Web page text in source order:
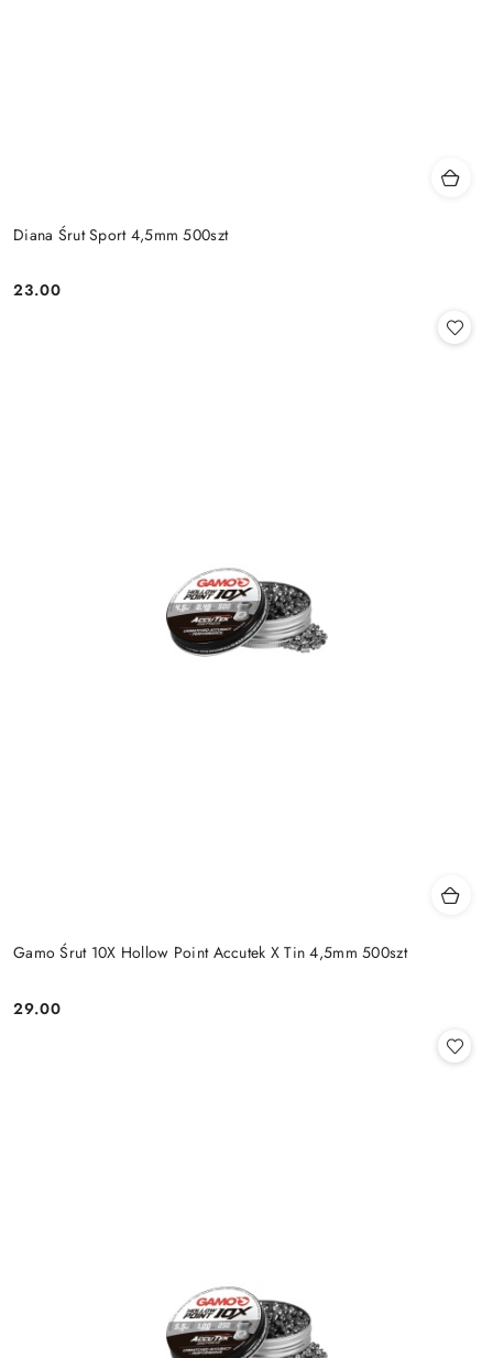
Diana Śrut Sport 4,5mm 500szt
Cena:
23.00
Gamo Śrut 10X Hollow Point Accutek X Tin 4,5mm 500szt
Cena:
29.00